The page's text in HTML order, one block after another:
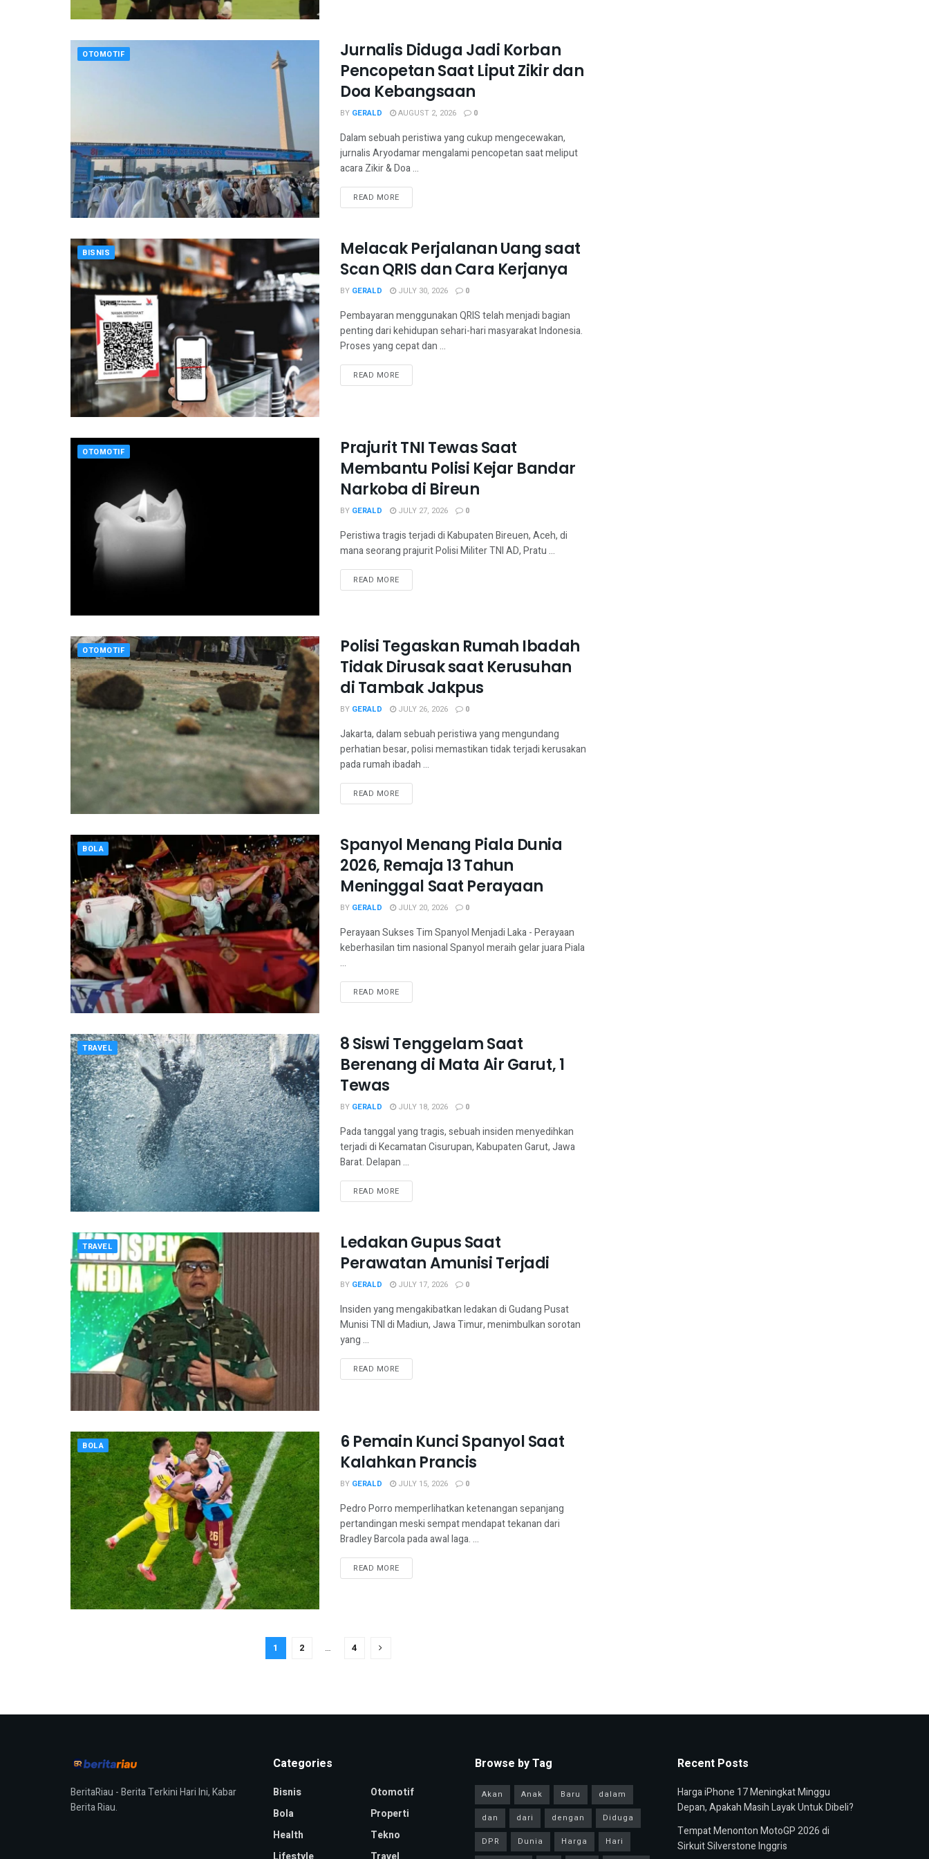
OTOMOTIF
Jurnalis Diduga Jadi Korban
Pencopetan Saat Liput Zikir dan
Doa Kebangsaan
BY GERALD AUGUST 2, 2026 0
Dalam sebuah peristiwa yang cukup mengecewakan,
jurnalis Aryodamar mengalami pencopetan saat meliput
acara Zikir & Doa ...
READ MORE
BISNIS
Melacak Perjalanan Uang saat
Scan QRIS dan Cara Kerjanya
BY GERALD JULY 30, 2026 0
Pembayaran menggunakan QRIS telah menjadi bagian
penting dari kehidupan sehari-hari masyarakat Indonesia.
Proses yang cepat dan ...
READ MORE
OTOMOTIF
Prajurit TNI Tewas Saat
Membantu Polisi Kejar Bandar
Narkoba di Bireun
BY GERALD JULY 27, 2026 0
Peristiwa tragis terjadi di Kabupaten Bireuen, Aceh, di
mana seorang prajurit Polisi Militer TNI AD, Pratu ...
READ MORE
OTOMOTIF
Polisi Tegaskan Rumah Ibadah
Tidak Dirusak saat Kerusuhan
di Tambak Jakpus
BY GERALD JULY 26, 2026 0
Jakarta, dalam sebuah peristiwa yang mengundang
perhatian besar, polisi memastikan tidak terjadi kerusakan
pada rumah ibadah ...
READ MORE
BOLA
Spanyol Menang Piala Dunia
2026, Remaja 13 Tahun
Meninggal Saat Perayaan
BY GERALD JULY 20, 2026 0
Perayaan Sukses Tim Spanyol Menjadi Laka - Perayaan
keberhasilan tim nasional Spanyol meraih gelar juara Piala
...
READ MORE
TRAVEL
8 Siswi Tenggelam Saat
Berenang di Mata Air Garut, 1
Tewas
BY GERALD JULY 18, 2026 0
Pada tanggal yang tragis, sebuah insiden menyedihkan
terjadi di Kecamatan Cisurupan, Kabupaten Garut, Jawa
Barat. Delapan ...
READ MORE
TRAVEL
Ledakan Gupus Saat
Perawatan Amunisi Terjadi
BY GERALD JULY 17, 2026 0
Insiden yang mengakibatkan ledakan di Gudang Pusat
Munisi TNI di Madiun, Jawa Timur, menimbulkan sorotan
yang ...
READ MORE
BOLA
6 Pemain Kunci Spanyol Saat
Kalahkan Prancis
BY GERALD JULY 15, 2026 0
Pedro Porro memperlihatkan ketenangan sepanjang
pertandingan meski sempat mendapat tekanan dari
Bradley Barcola pada awal laga. ...
READ MORE
1 2 … 4
BeritaRiau - Berita Terkini Hari Ini, Kabar
Berita Riau.
Categories
Bisnis
Bola
Health
Otomotif
Properti
Tekno
Browse by Tag
Akan Anak Baru
dalam
dan
dari dengan
Diduga
DPR
Dunia Harga
Hari
Recent Posts
Harga iPhone 17 Meningkat Minggu
Depan, Apakah Masih Layak Untuk Dibeli?
Tempat Menonton MotoGP 2026 di
Sirkuit Silverstone Inggris